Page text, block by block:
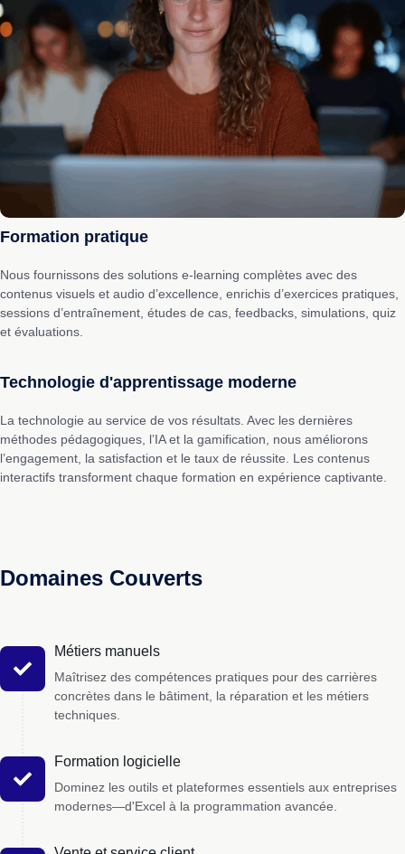
Formation pratique
Nous fournissons des solutions e-learning complètes avec des
contenus visuels et audio d’excellence, enrichis d’exercices pratiques,
sessions d’entraînement, études de cas, feedbacks, simulations, quiz
et évaluations.
Technologie d'apprentissage moderne
La technologie au service de vos résultats. Avec les dernières
méthodes pédagogiques, l’IA et la gamification, nous améliorons
l’engagement, la satisfaction et le taux de réussite. Les contenus
interactifs transforment chaque formation en expérience captivante.
Domaines Couverts
Métiers manuels
Maîtrisez des compétences pratiques pour des carrières
concrètes dans le bâtiment, la réparation et les métiers
techniques.
Formation logicielle
Dominez les outils et plateformes essentiels aux entreprises
modernes—d'Excel à la programmation avancée.